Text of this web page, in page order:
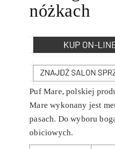
nóżkach
Puf Mare, polskiej
Mare wykonany jest
pasach. Do wyboru
obiciowych.